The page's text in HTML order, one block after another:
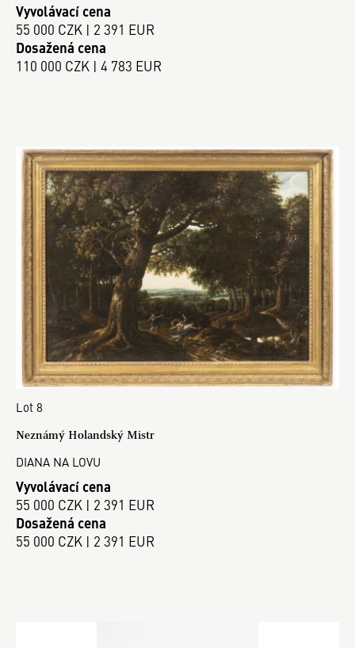
Vyvolávací cena
55 000 CZK | 2 391 EUR
Dosažená cena
110 000 CZK | 4 783 EUR
Lot 8
Neznámý Holandský Mistr
DIANA NA LOVU
Vyvolávací cena
55 000 CZK | 2 391 EUR
Dosažená cena
55 000 CZK | 2 391 EUR